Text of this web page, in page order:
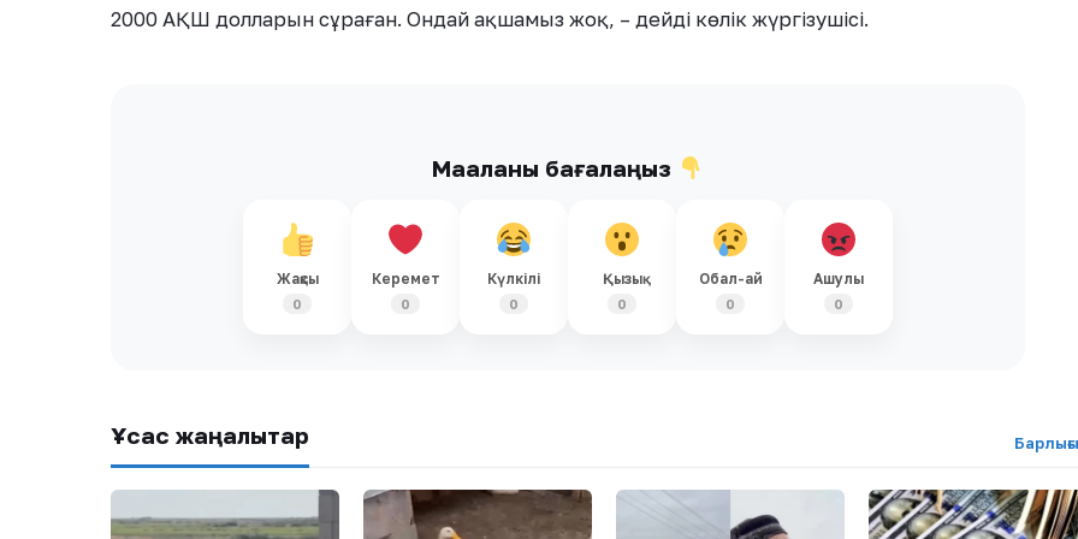
2000 АҚШ долларын сұраған. Ондай ақшамыз жоқ, – дейді көлік жүргізушісі.
Мақаланы бағалаңыз
Жақсы
0
Керемет
0
Күлкілі
0
Қызық
0
Обал-ай
0
Ашулы
0
Ұқсас жаңалықтар